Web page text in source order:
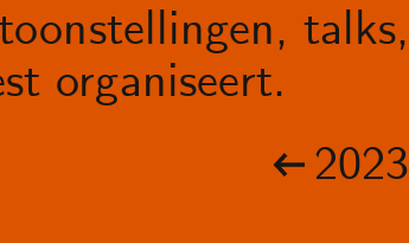
talks,
organiseert.
2023